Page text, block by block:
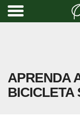
APRENDA
BICICLETA
A
i
d